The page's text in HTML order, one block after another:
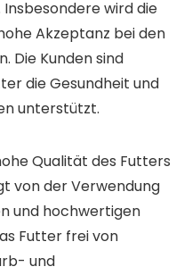
wird die
Akzeptanz bei den
Die Kunden sind
die Gesundheit und
unterstützt.
Qualität des Futters
von der Verwendung
und hochwertigen
Futter frei von
und